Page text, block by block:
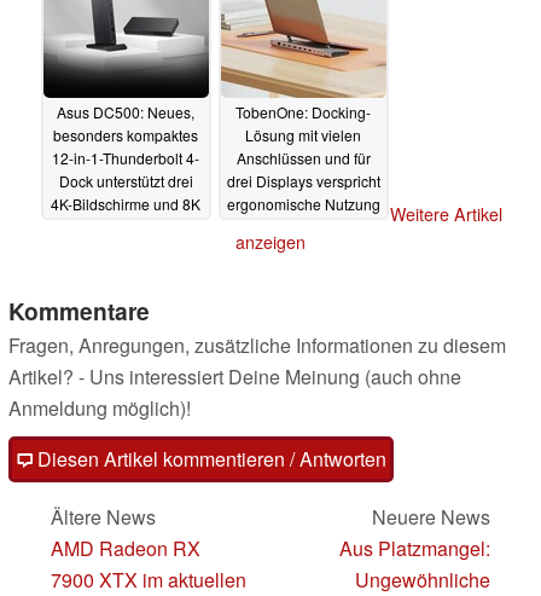
Asus DC500: Neues,
besonders kompaktes
12-in-1-Thunderbolt 4-
Dock unterstützt drei
4K-Bildschirme und 8K
TobenOne: Docking-
Lösung mit vielen
Anschlüssen und für
drei Displays verspricht
ergonomische Nutzung Weitere Artikel
anzeigen
Kommentare
Fragen, Anregungen, zusätzliche Informationen zu diesem
Artikel? - Uns interessiert Deine Meinung (auch ohne
Anmeldung möglich)!
Diesen Artikel kommentieren / Antworten
Ältere News
AMD Radeon RX
7900 XTX im aktuellen
Neuere News
Aus Platzmangel:
Ungewöhnliche